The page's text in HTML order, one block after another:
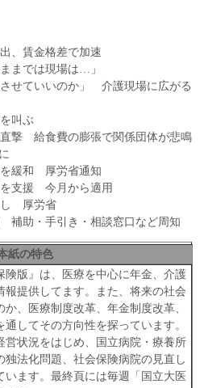
、賃金格差で加速
までは現場は…」
させていいのか」 介護現場に広がる
叫ぶ
撃 給食費の膨張で関係団体が悲鳴
緩和 厚労省通知
支援 今月から適用
し 厚労省
補助・手引き・相談窓口など周知
紙の特色
版』は、医療を中心に年金、介護
報提供してます。また、将来の社会
、医療制度改革、年金制度改革、
してその方向性を探っています。
営状況をはじめ、国立病院・療養所
法化問題、社会保険病院の見直し
います。最終頁には毎週「国立大医